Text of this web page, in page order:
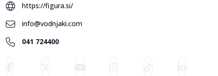
https://figura.si/
info@vodnjaki.com
041 724400